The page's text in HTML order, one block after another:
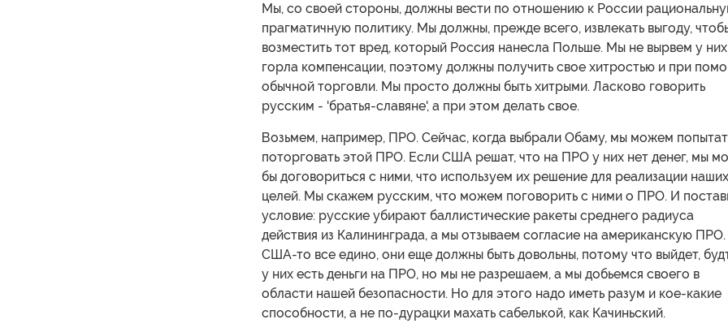
Мы, со своей стороны, должны вести по отношению к России
прагматичную политику. Мы должны, прежде всего, извлекать выгоду,
возместить тот вред, который Россия нанесла Польше. Мы не вырвем у них
горла компенсации, поэтому должны получить свое хитростью и при
обычной торговли. Мы просто должны быть хитрыми. Ласково говорить
русским - 'братья-славяне', а при этом делать свое.
Возьмем, например, ПРО. Сейчас, когда выбрали Обаму, мы можем
поторговать этой ПРО. Если США решат, что на ПРО у них нет денег, мы
бы договориться с ними, что используем их решение для реализации наших
целей. Мы скажем русским, что можем поговорить с ними о ПРО. И
условие: русские убирают баллистические ракеты среднего радиуса
действия из Калининграда, а мы отзываем согласие на американскую ПРО.
США-то все едино, они еще должны быть довольны, потому что выйдет,
у них есть деньги на ПРО, но мы не разрешаем, а мы добьемся своего в
области нашей безопасности. Но для этого надо иметь разум и кое-какие
способности, а не по-дурацки махать сабелькой, как Качиньский.